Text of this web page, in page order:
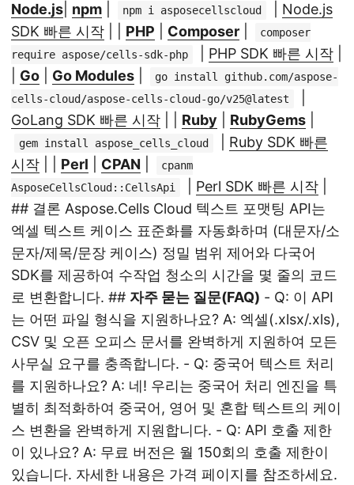
Node.js npm npm i asposecellscloud
Node.js
SDK 빠른 시작
PHP Composer
composer
require aspose/cells-sdk-php
PHP SDK 빠른 시작
Go Go Modules
go install github.com/aspose-
cells-cloud/aspose-cells-cloud-go/v25@latest
GoLang SDK 빠른 시작
Ruby RubyGems
gem install aspose_cells_cloud
Ruby SDK 빠른
시작
Perl CPAN
cpanm
AsposeCellsCloud::CellsApi
Perl SDK 빠른 시작
## 결론 Aspose.Cells Cloud 텍스트 포맷팅 API는
엑셀 텍스트 케이스 표준화를 자동화하며 (대문자/소
문자/제목/문장 케이스) 정밀 범위 제어와 다국어
SDK를 제공하여 수작업 청소의 시간을 몇 줄의 코드
로 변환합니다. ## 자주 묻는 질문(FAQ) - Q: 이 API
는 어떤 파일 형식을 지원하나요? A: 엑셀(.xlsx/.xls),
CSV 및 오픈 오피스 문서를 완벽하게 지원하여 모든
사무실 요구를 충족합니다. - Q: 중국어 텍스트 처리
를 지원하나요? A: 네! 우리는 중국어 처리 엔진을 특
별히 최적화하여 중국어, 영어 및 혼합 텍스트의 케이
스 변환을 완벽하게 지원합니다. - Q: API 호출 제한
이 있나요? A: 무료 버전은 월 150회의 호출 제한이
있습니다. 자세한 내용은 가격 페이지를 참조하세요.